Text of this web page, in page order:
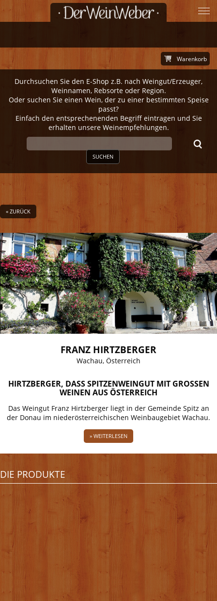
Durchsuchen Sie den E-Shop z.B. nach Weingut/Erzeuger,
Weinnamen, Rebsorte oder Region.
Oder suchen Sie einen Wein, der zu einer bestimmten Speise
passt?
Einfach den entsprechenenden Begriff eintragen und Sie
erhalten unsere Weinempfehlungen.
SUCHEN
Warenkorb
« ZURÜCK
FRANZ HIRTZBERGER
Wachau, Österreich
HIRTZBERGER, DASS SPITZENWEINGUT MIT GROSSEN W
EINEN AUS ÖSTERREICH
Das Weingut Franz Hirtzberger liegt in der Gemeinde Spitz an
der Donau im niederösterreichischen Weinbaugebiet Wachau.
» WEITERLESEN
DIE PRODUKTE